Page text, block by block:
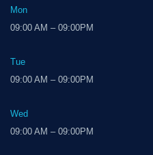
Mon
09:00 AM – 09:00PM
Tue
09:00 AM – 09:00PM
Wed
09:00 AM – 09:00PM